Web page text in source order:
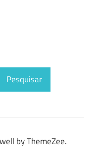
Pesquisar
by ThemeZee.